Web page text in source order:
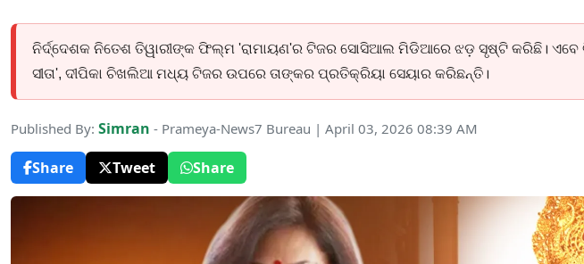
ନିର୍ଦ୍ଦେଶକ ନିତେଶ ତିୱାରୀଙ୍କ ଫିଲ୍ମ 'ରାମାୟଣ'ର ଟିଜର ସୋସିଆଲ ମିଡିଆରେ ଝଡ଼ ସୃଷ୍ଟି କରିଛି।
ସୀତା', ଦୀପିକା ଚିଖଲିଆ ମଧ୍ୟ ଟିଜର ଉପରେ ତାଙ୍କର ପ୍ରତିକ୍ରିୟା ସେୟାର କରିଛନ୍ତି।
Published By: Simran - Prameya-News7 Bureau | April 03, 2026 08:39 AM
Share
Tweet Share